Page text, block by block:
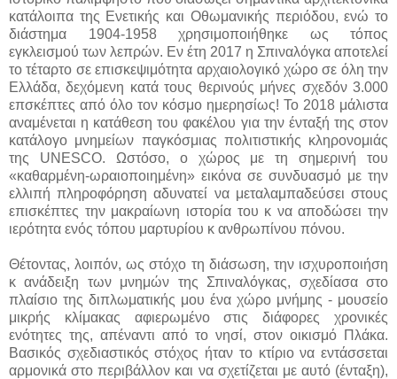
κατάλοιπα της Ενετικής και Οθωμανικής περιόδου, ενώ το
διάστημα 1904-1958 χρησιμοποιήθηκε ως τόπος
εγκλεισμού των λεπρών. Εν έτη 2017 η Σπιναλόγκα αποτελεί
το τέταρτο σε επισκεψιμότητα αρχαιολογικό χώρο σε όλη την
Ελλάδα, δεχόμενη κατά τους θερινούς μήνες σχεδόν 3.000
επσκέπτες από όλο τον κόσμο ημερησίως! Το 2018 μάλιστα
αναμένεται η κατάθεση του φακέλου για την ένταξή της στον
κατάλογο μνημείων παγκόσμιας πολιτιστικής κληρονομιάς
της UNESCO. Ωστόσο, ο χώρος με τη σημερινή του
«καθαρμένη-ωραιοποιημένη» εικόνα σε συνδυασμό με την
ελλιπή πληροφόρηση αδυνατεί να μεταλαμπαδεύσει στους
επισκέπτες την μακραίωνη ιστορία του κ να αποδώσει την
ιερότητα ενός τόπου μαρτυρίου κ ανθρωπίνου πόνου.
Θέτοντας, λοιπόν, ως στόχο τη διάσωση, την ισχυροποιήση
κ ανάδειξη των μνημών της Σπιναλόγκας, σχεδίασα στο
πλαίσιο της διπλωματικής μου ένα χώρο μνήμης - μουσείο
μικρής κλίμακας αφιερωμένο στις διάφορες χρονικές
ενότητες της, απέναντι από το νησί, στον οικισμό Πλάκα.
Βασικός σχεδιαστικός στόχος ήταν το κτίριο να εντάσσεται
αρμονικά στο περιβάλλον και να σχετίζεται με αυτό (ένταξη),